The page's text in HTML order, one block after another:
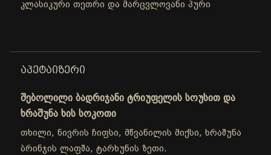
კლასიკური თეთრი და მარცვლოვანი პური
ᲐᲞᲔᲢᲐᲘᲖᲔᲠᲘ
შებოლილი ბადრიჯანი ტრიუფელის სოუსით და
ხრაშუნა ხის სოკოთი
თხილი, ნივრის ჩიფსი, მწვანილის მიქსი, ხრაშუნა
ბრინჯის ლაფშა, ტარხუნის ზეთი.